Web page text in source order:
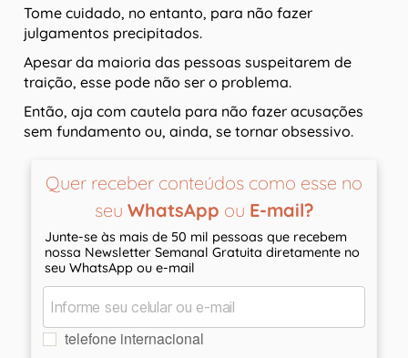
Tome cuidado, no entanto, para não fazer
julgamentos precipitados.
Apesar da maioria das pessoas suspeitarem de
traição, esse pode não ser o problema.
Então, aja com cautela para não fazer acusações
sem fundamento ou, ainda, se tornar obsessivo.
Quer receber conteúdos como esse no
seu WhatsApp ou E-mail?
Junte-se às mais de 50 mil pessoas que recebem
nossa Newsletter Semanal Gratuita diretamente no
seu WhatsApp ou e-mail
telefone internacional